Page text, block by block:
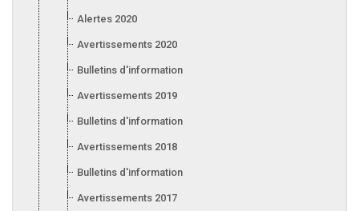
Alertes 2020
Avertissements 2020
Bulletins d'information 2020
Avertissements 2019
Bulletins d'information 2019
Avertissements 2018
Bulletins d'information 2018
Avertissements 2017